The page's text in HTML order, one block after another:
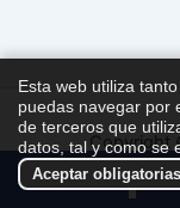
Copyright
Esta web utiliza
puedas navegar por
de terceros que
datos, tal y como se
Aceptar obligatorias